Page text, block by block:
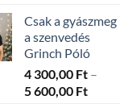
300,00
-
5
600,00
Csak a gyászmeg
a szenvedés
Grinch Póló
4 300,00 Ft –
5 600,00 Ft